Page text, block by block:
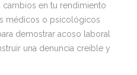
en tu rendimiento
médicos o psicológicos
demostrar acoso laboral
una denuncia creíble y